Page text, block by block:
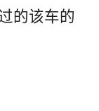
的该车的